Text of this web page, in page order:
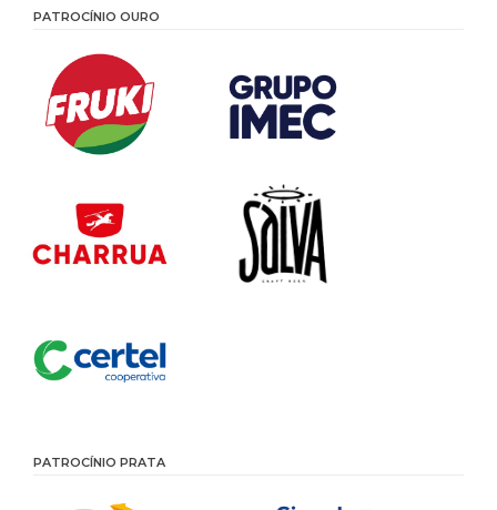
PATROCÍNIO OURO
PATROCÍNIO PRATA